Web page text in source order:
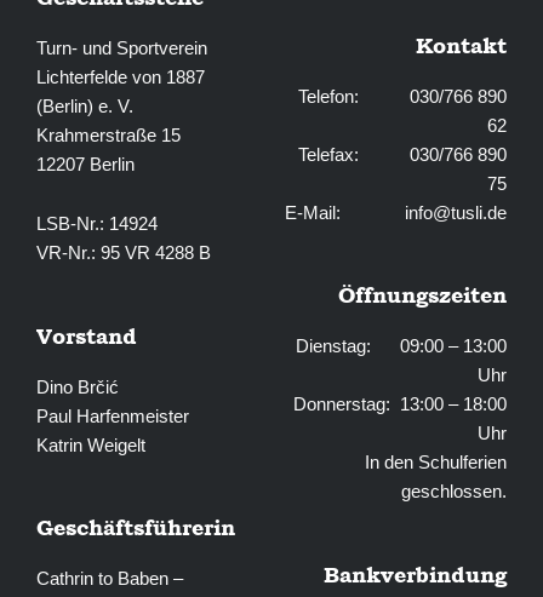
Turn- und Sportverein
Lichterfelde von 1887
(Berlin) e. V.
Krahmerstraße 15
12207 Berlin
LSB-Nr.: 14924
VR-Nr.: 95 VR 4288 B
Vorstand
Dino Brčić
Paul Harfenmeister
Katrin Weigelt
Geschäftsführerin
Cathrin to Baben –
Kontakt
Telefon: 030/766 890
62
Telefax: 030/766 890
75
E-Mail: info@tusli.de
Öffnungszeiten
Dienstag: 09:00 – 13:00
Uhr
Donnerstag: 13:00 – 18:00
Uhr
In den Schulferien
geschlossen.
Bankverbindung